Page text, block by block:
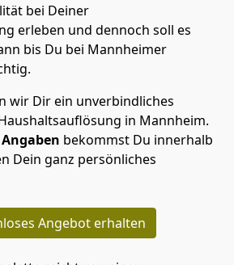
bei Deiner
erleben und dennoch soll es
bis Du bei Mannheimer
wir Dir ein unverbindliches
in Mannheim.
bekommst Du innerhalb
Dein ganz persönliches
Angebot erhalten